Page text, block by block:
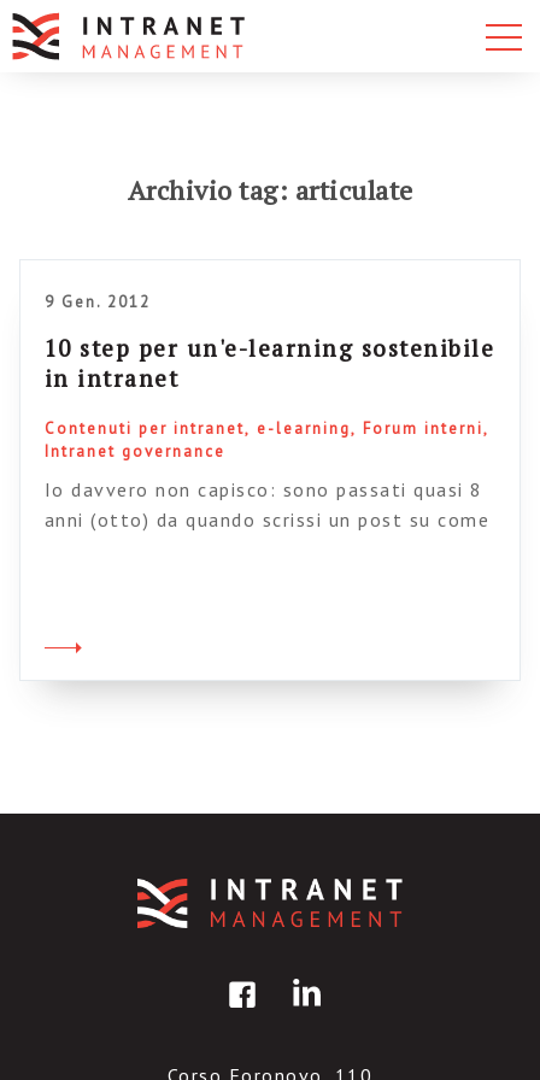
Archivio tag: articulate
9 Gen. 2012
10 step per un'e-learning sostenibile
in intranet
Contenuti per intranet e-learning
Forum interni
Intranet governance
Io davvero non capisco: sono passati quasi 8
anni (otto) da quando scrissi un post su come
che vedo è, in primo luogo, la crescita di
Corso Foronovo, 110